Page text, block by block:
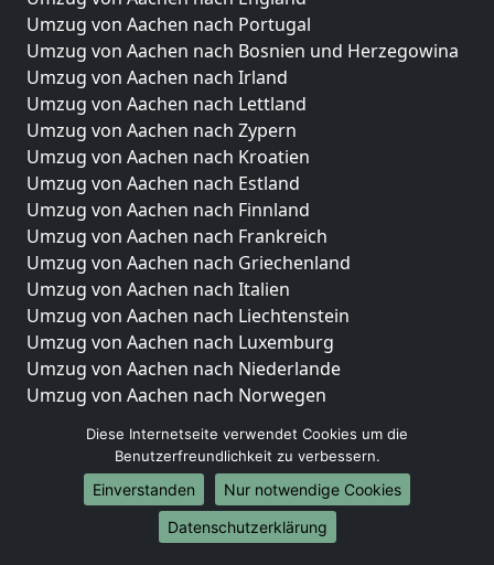
Umzug von Aachen nach Portugal
Umzug von Aachen nach Bosnien und Herzegowina
Umzug von Aachen nach Irland
Umzug von Aachen nach Lettland
Umzug von Aachen nach Zypern
Umzug von Aachen nach Kroatien
Umzug von Aachen nach Estland
Umzug von Aachen nach Finnland
Umzug von Aachen nach Frankreich
Umzug von Aachen nach Griechenland
Umzug von Aachen nach Italien
Umzug von Aachen nach Liechtenstein
Umzug von Aachen nach Luxemburg
Umzug von Aachen nach Niederlande
Umzug von Aachen nach Norwegen
Umzüge-Deutschlandweit
Umzug von Aachen nach Berlin
Umzug von Aachen nach Hamburg
Umzug von Aachen nach München
Diese Internetseite verwendet Cookies um die
Benutzerfreundlichkeit zu verbessern.
Einverstanden
Nur notwendige Cookies
Datenschutzerklärung